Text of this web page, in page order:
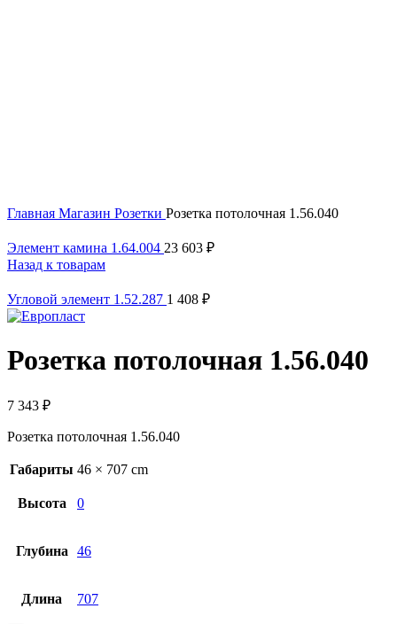
Главная Магазин Розетки Розетка потолочная 1.56.040
Элемент камина 1.64.004 23 603 ₽
Назад к товарам
Угловой элемент 1.52.287 1 408 ₽
Розетка потолочная 1.56.040
7 343 ₽
Розетка потолочная 1.56.040
Габариты 46 × 707 cm
Высота 0
Глубина 46
Длина 707